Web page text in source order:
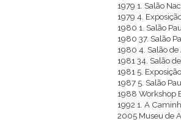
1979 1. Salão
1979 4.
1980 1. Salão
1980 37. Salão
1980 4. Salão de
1981 34. Salão
1981 5.
1987 5. Salão
1988 Workshop
1992 1. A
2005 Museu de